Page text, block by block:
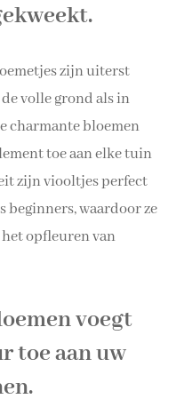
zijn uiterst
volle grond als in
charmante bloemen
toe aan elke tuin
zijn viooltjes perfect
beginners, waardoor ze
opfleuren van
voegt
toe aan uw